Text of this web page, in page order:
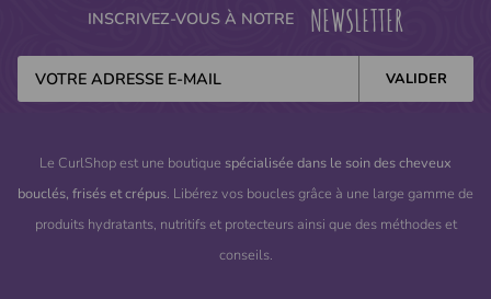
INSCRIVEZ-VOUS À NOTRE NEWSLETTER
Le CurlShop est une boutique spécialisée dans le soin des cheveux
bouclés, frisés et crépus. Libérez vos boucles grâce à une large gamme de
produits hydratants, nutritifs et protecteurs ainsi que des méthodes et
conseils.